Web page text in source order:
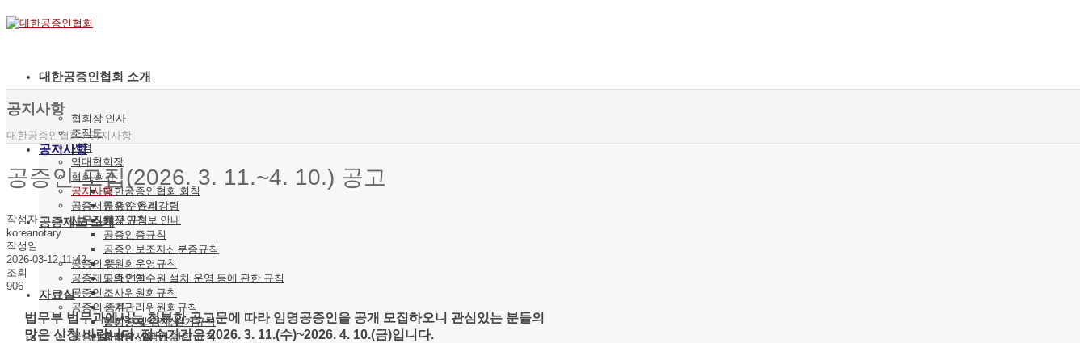
대한공증인협회 소개
협회장 인사
조직도
연혁
역대협회장
협회 회규
대한공증인협회 회칙
공증인 윤리강령
재정 규칙
공증인증규칙
공증인보조자신분증규칙
위원회운영규칙
공증인연수원 설치·운영 등에 관한 규칙
조사위원회규칙
선거관리위원회규칙
협회장 및 감사 선거규칙
협회지 간행에 관한 규칙
공지사항
공지사항
공증서류 인수인계
사무직원 구인정보 안내
공증제도 소개
공증의 뜻
공증제도의 연혁
공증인
공증의 종류
공정증서의 작성
사서증서의 인증
자료실
공증관계법령
공지사항
대한공증인협회/공지사항
공증인 모집(2026. 3. 11.~4. 10.) 공고
작성자
koreanotary
작성일
2026-03-12 11:42
조회
906
법무부 법무과에서는 첨부한 공고문에 따라 임명공증인을 공개 모집하오니 관심있는 분들의
많은 신청 바랍니다. 접수기간은 2026. 3. 11.(수)~2026. 4. 10.(금)입니다.